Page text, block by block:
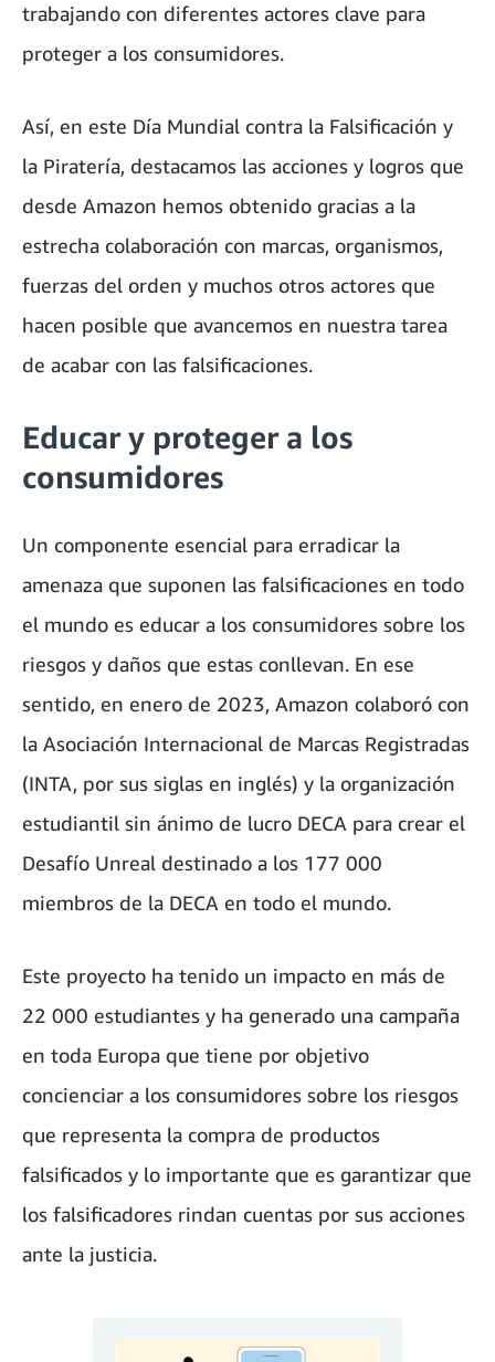
trabajando con diferentes actores clave para
proteger a los consumidores.
Así, en este Día Mundial contra la Falsificación y
la Piratería, destacamos las acciones y logros que
desde Amazon hemos obtenido gracias a la
estrecha colaboración con marcas, organismos,
fuerzas del orden y muchos otros actores que
hacen posible que avancemos en nuestra tarea
de acabar con las falsificaciones.
Educar y proteger a los
consumidores
Un componente esencial para erradicar la
amenaza que suponen las falsificaciones en todo
el mundo es educar a los consumidores sobre los
riesgos y daños que estas conllevan. En ese
sentido, en enero de 2023, Amazon colaboró con
la Asociación Internacional de Marcas Registradas
(INTA, por sus siglas en inglés) y la organización
estudiantil sin ánimo de lucro DECA para crear el
Desafío Unreal destinado a los 177 000
miembros de la DECA en todo el mundo.
Este proyecto ha tenido un impacto en más de
22 000 estudiantes y ha generado una campaña
en toda Europa que tiene por objetivo
concienciar a los consumidores sobre los riesgos
que representa la compra de productos
falsificados y lo importante que es garantizar que
los falsificadores rindan cuentas por sus acciones
ante la justicia.